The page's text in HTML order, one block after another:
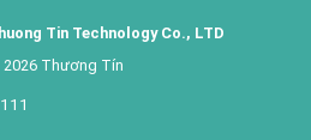
Tin Technology Co., LTD
Thương Tín